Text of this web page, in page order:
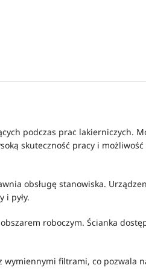
podczas prac lakierniczych.
skuteczność pracy i
obsługę stanowiska.
i pyły.
roboczym. Ścianka
filtrami, co pozwala